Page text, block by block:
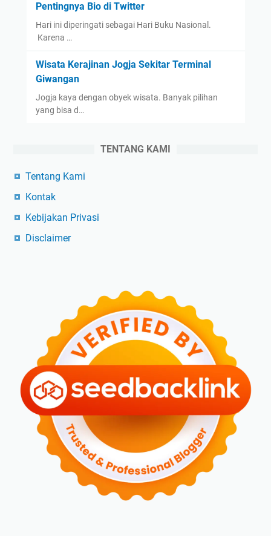
Pentingnya Bio di Twitter
Hari ini diperingati sebagai Hari Buku Nasional.
Karena …
Wisata Kerajinan Jogja Sekitar Terminal
Giwangan
Jogja kaya dengan obyek wisata. Banyak pilihan
yang bisa d…
TENTANG KAMI
Tentang Kami
Kontak
Kebijakan Privasi
Disclaimer